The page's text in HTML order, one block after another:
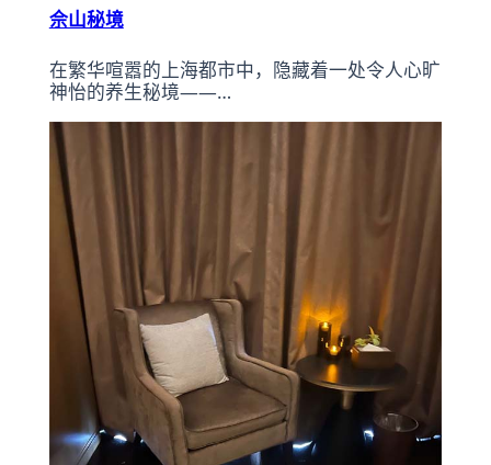
佘山秘境
在繁华喧嚣的上海都市中，隐藏着一处令人心旷
神怡的养生秘境——…